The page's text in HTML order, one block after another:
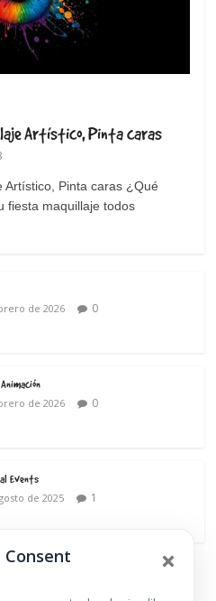
Consent
Artístico, Pinta caras
Artístico, Pinta caras ¿Qué
fiesta maquillaje todos
de 2026 0
de 2026 0
Events
de 2025 1